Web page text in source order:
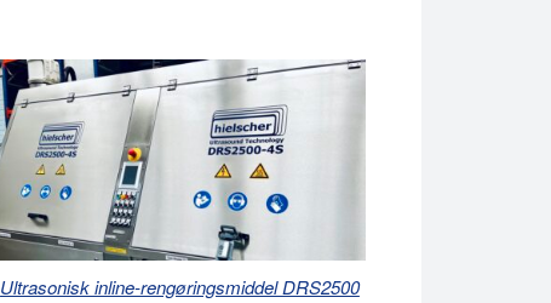
Ultrasonisk inline-rengøringsmiddel DRS2500